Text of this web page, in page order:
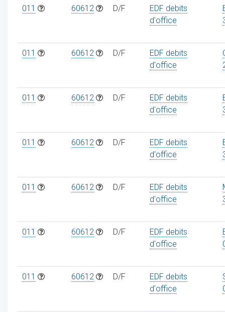
011 60612 D/F
EDF debits
d'office
011 60612 D/F
EDF debits
d'office
011 60612 D/F
EDF debits
d'office
011 60612 D/F
EDF debits
d'office
011 60612 D/F
EDF debits
d'office
011 60612 D/F
EDF debits
d'office
011 60612 D/F
EDF debits
d'office